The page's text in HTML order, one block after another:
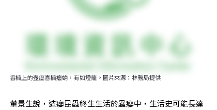
香楠上的壺癭喜楠癭蚋，有如燈籠。圖片來源：林務局提供
董景生說，造癭昆蟲終生生活於蟲癭中，生活史可能長達